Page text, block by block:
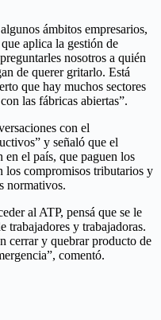
ámbitos empresarios,
aplica la gestión de
nosotros a quién
de querer gritarlo. Está
que hay muchos sectores
las fábricas abiertas”.
con el
y señaló que el
el país, que paguen los
los compromisos tributarios y
normativos.
al ATP, pensá que se le
trabajadores y trabajadoras.
cerrar y quebrar producto de
comentó.